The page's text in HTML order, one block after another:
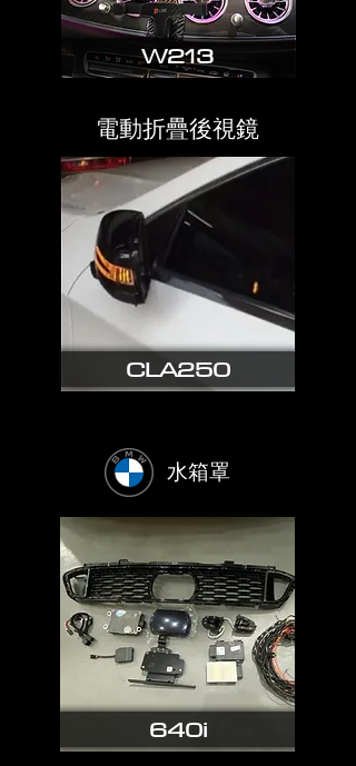
W213
電動折疊後視鏡
CLA250
​水箱罩
640i